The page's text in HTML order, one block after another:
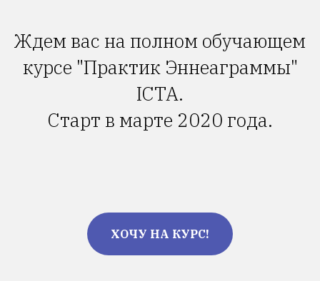
Ждем вас на полном обучающем
курсе "Практик Эннеаграммы"
ICTA.
Старт в марте 2020 года.
ХОЧУ НА КУРС!